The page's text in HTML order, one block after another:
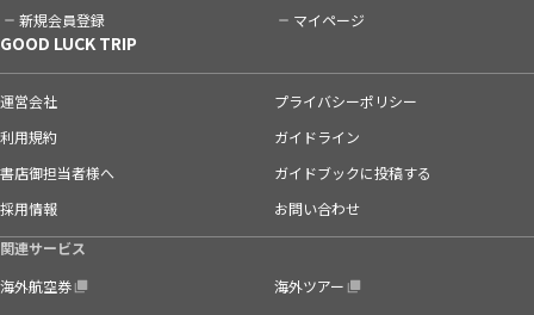
新規会員登録 マイページ
GOOD LUCK TRIP
運営会社
プライバシーポリシー
利用規約
ガイドライン
書店御担当者様へ
ガイドブックに投稿する
採用情報
お問い合わせ
関連サービス
海外航空券
海外ツアー